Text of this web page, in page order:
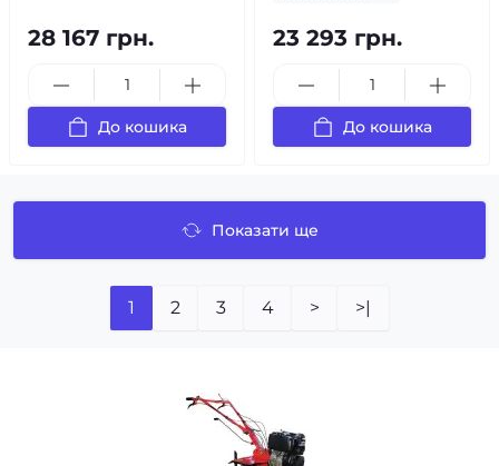
28 167 грн.
До кошика
23 293 грн.
До кошика
Показати ще
1 2 3 4 > >|